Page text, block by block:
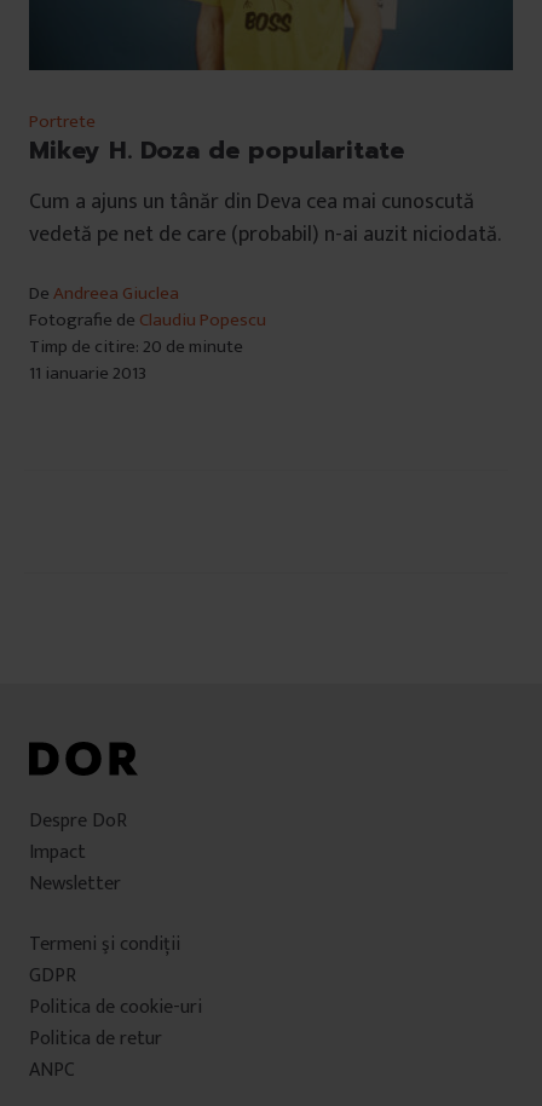
Portrete
Mikey H. Doza de popularitate
Cum a ajuns un tânăr din Deva cea mai cunoscută
vedetă pe net de care (probabil) n-ai auzit niciodată.
DeAndreea Giuclea
Fotografie de Claudiu Popescu
Timp de citire: 20 de minute
11 ianuarie 2013
Despre DoR
Impact
Newsletter
Termeni şi condiţii
GDPR
Politica de cookie-uri
Politica de retur
ANPC